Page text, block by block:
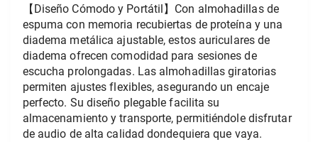
【Diseño Cómodo y Portátil】Con almohadillas de
espuma con memoria recubiertas de proteína y una
diadema metálica ajustable, estos auriculares de
diadema ofrecen comodidad para sesiones de
escucha prolongadas. Las almohadillas giratorias
permiten ajustes flexibles, asegurando un encaje
perfecto. Su diseño plegable facilita su
almacenamiento y transporte, permitiéndole disfrutar
de audio de alta calidad dondequiera que vaya.